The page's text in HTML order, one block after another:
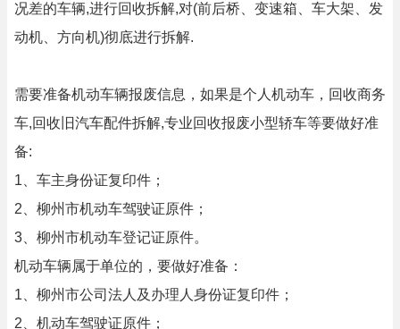
况差的车辆,进行回收拆解,对(前后桥、变速箱、车大架、发
动机、方向机)彻底进行拆解.
需要准备机动车辆报废信息，如果是个人机动车，回收商务
车,回收旧汽车配件拆解,专业回收报废小型轿车等要做好准
备:
1、车主身份证复印件；
2、柳州市机动车驾驶证原件；
3、柳州市机动车登记证原件。
机动车辆属于单位的，要做好准备：
1、柳州市公司法人及办理人身份证复印件；
2、机动车驾驶证原件；